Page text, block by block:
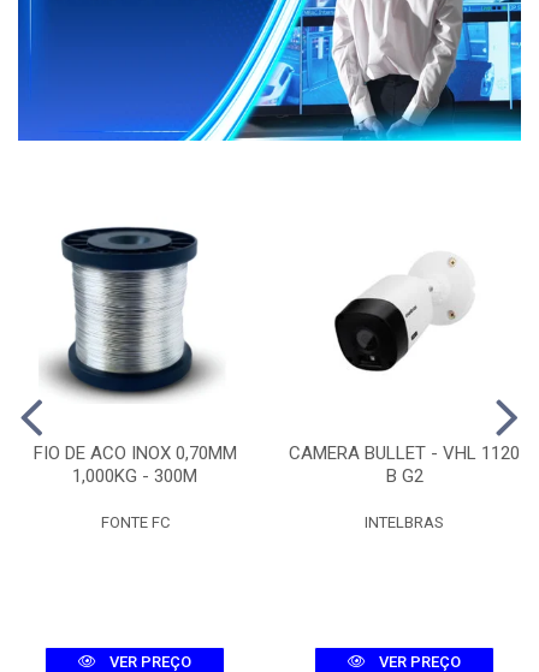
FIO DE ACO INOX 0,70MM
1,000KG - 300M
FONTE FC
VER PREÇO
CAMERA BULLET - VHL 1120
B G2
INTELBRAS
VER PREÇO